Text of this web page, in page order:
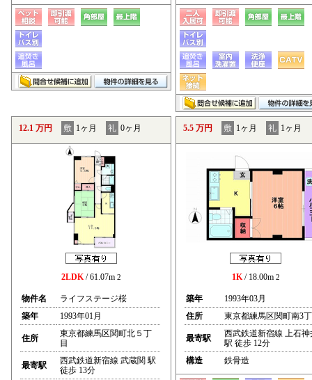
12.1 万円 敷 1ヶ月 礼 0ヶ月
2LDK/ 61.07m 2
物件名
ライフステージ桜
築年
1993年01月
住所
東京都練馬区関町北５丁
目
最寄駅
西武鉄道新宿線 武蔵関 駅
徒歩 13分
5.5 万円 敷 1ヶ月 礼 1ヶ月
1K/ 18.00m 2
築年
1993年03月
住所
東京都練馬区関町南3
最寄駅
西武鉄道新宿線 上石神
駅 徒歩 12分
構造
鉄骨造